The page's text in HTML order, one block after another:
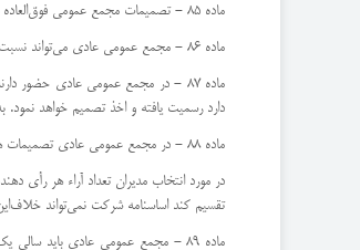
ماده 85 - تصمیمات مجمع عمومی فوق‌العاده همواره به اكثریت دو سوم آراء حاضر در جلسه رسمی معتبر خواهد بود.
ماده 86 - مجمع عمومی عادی می‌تواند نسبت به كلیه امور شركت به جز آنچه كه در صلاحیت مجمع عمومی مؤسس و فوق‌العاده است تصمیم‌بگیرد.
ماده 87 - در مجمع عمومی عادی
دارد رسمیت یافته و اخذ تصمیم خواهد
ماده 88 - در مجمع عمومی عادی تصمیمات همواره به اكثریت نصف به علاوه یك آراء حاضر در جلسه رسمی معتبر خواهد بود مگر در مورد‌انتخاب مدیران و بازرسان كه اكثریت نسبی كافی خواهد بود.
‌در مورد انتخاب مدیران تعداد آراء هر رأی
تقسیم كند اساسنامه شركت نمی‌تواند
ماده 89 - مجمع عمومی عادی باید